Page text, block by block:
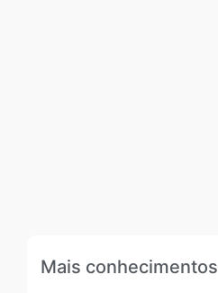
Mais conhecimentos